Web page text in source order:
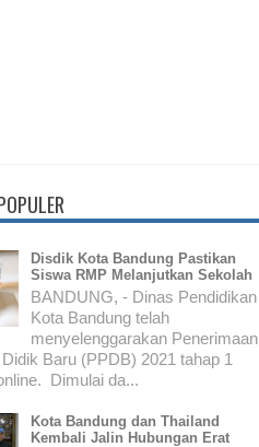
Disdik Kota Bandung Pastikan
Siswa RMP Melanjutkan Sekolah
BANDUNG, - Dinas Pendidikan
Kota Bandung telah
menyelenggarakan Penerimaan
Baru (PPDB) 2021 tahap 1
Dimulai da...
Kota Bandung dan Thailand
Kembali Jalin Hubungan Erat